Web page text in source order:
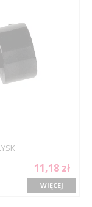
11,18 zł
WIĘCEJ